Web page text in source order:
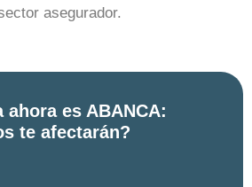
asegurador.
ahora es ABANCA:
te afectarán?